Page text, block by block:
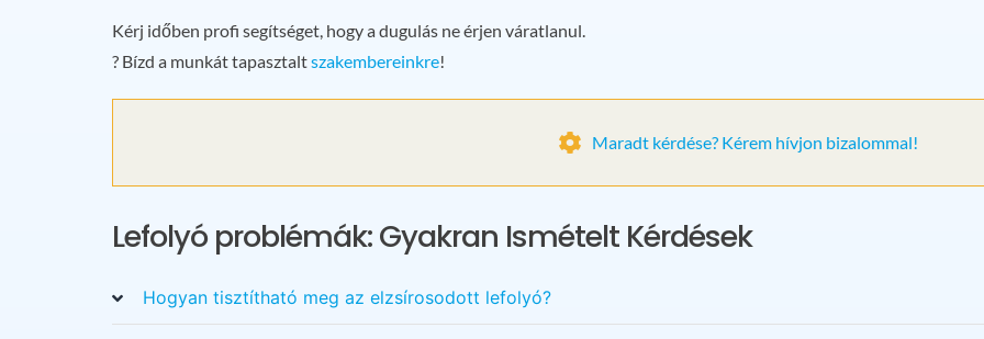
Kérj időben profi segítséget, hogy a dugulás ne érjen váratlanul.
? Bízd a munkát tapasztaltszakembereinkre!
Maradt kérdése? Kérem hívjon bizalommal!
Lefolyó problémák: Gyakran Ismételt Kérdések
Hogyan tisztítható meg az elzsírosodott lefolyó?